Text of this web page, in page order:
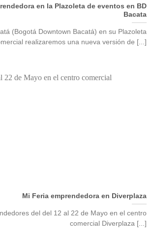
en la Plazoleta de eventos en BD
Bacata
(Bogotá Downtown Bacatá) en su Plazoleta
realizaremos una nueva versión de [...]
Mi Feria emprendedora en Diverplaza
del del 12 al 22 de Mayo en el centro
comercial Diverplaza [...]